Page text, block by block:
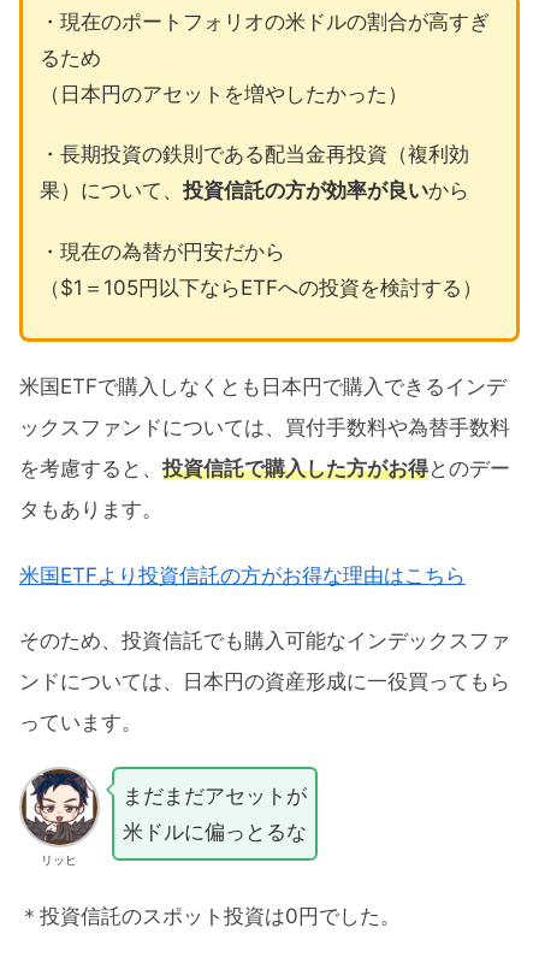
・現在のポートフォリオの米ドルの割合が高すぎ
るため
（日本円のアセットを増やしたかった）
・長期投資の鉄則である配当金再投資（複利効
果）について、 投資信託の方が効率が良いから
・現在の為替が円安だから
（$1＝105円以下ならETFへの投資を検討する）
米国ETFで購入しなくとも日本円で購入できるインデ
ックスファンドについては、買付手数料や為替手数料
を考慮すると、 投資信託で購入した方がお得とのデー
タもあります。
米国ETFより投資信託の方がお得な理由はこちら
そのため、投資信託でも購入可能なインデックスファ
ンドについては、日本円の資産形成に一役買ってもら
っています。
リッヒ
まだまだアセットが
米ドルに偏っとるな
＊投資信託のスポット投資は0円でした。